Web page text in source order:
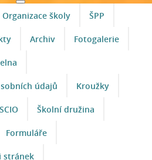
Organizace školy ŠPP
Archiv Fotogalerie
údajů Kroužky
SCIO Školní družina
Formuláře
stránek